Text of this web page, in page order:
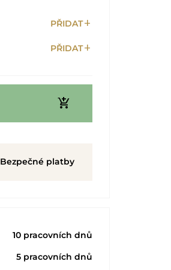
PŘIDATadd
PŘIDATadd
add_shopping_cart
Bezpečné platby
10 pracovních dnů
5 pracovních dnů